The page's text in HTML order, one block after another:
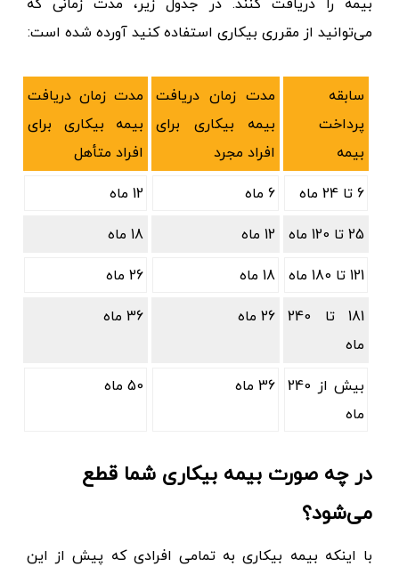
می‌توانید از مقرری بیکاری استفاده کنید آورده شده است:
سابقه
پرداخت
بیمه
مدت زمان دریافت
بیمه بیکاری برای
افراد مجرد
مدت زمان دریافت
بیمه بیکاری برای
افراد متأهل
6 تا 24 ماه
6 ماه
12 ماه
25 تا 120 ماه
12 ماه
18 ماه
121 تا 180 ماه
18 ماه
26 ماه
181 تا 240
ماه
26 ماه 36 ماه
بیش از 240
ماه
36 ماه 50 ماه
در چه صورت بیمه بیکاری شما قطع
می‌شود؟
با اینکه بیمه بیکاری به تمامی افرادی که پیش از این